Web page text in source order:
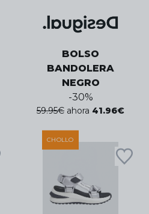
BOLSO
BANDOLERA
NEGRO
-30%
59.95€ ahora 41.96€
CHOLLO